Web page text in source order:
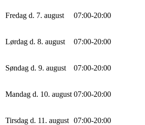
Fredag d. 7. august 07:00-20:00
Lørdag d. 8. august 07:00-20:00
Søndag d. 9. august 07:00-20:00
Mandag d. 10. august 07:00-20:00
Tirsdag d. 11. august 07:00-20:00